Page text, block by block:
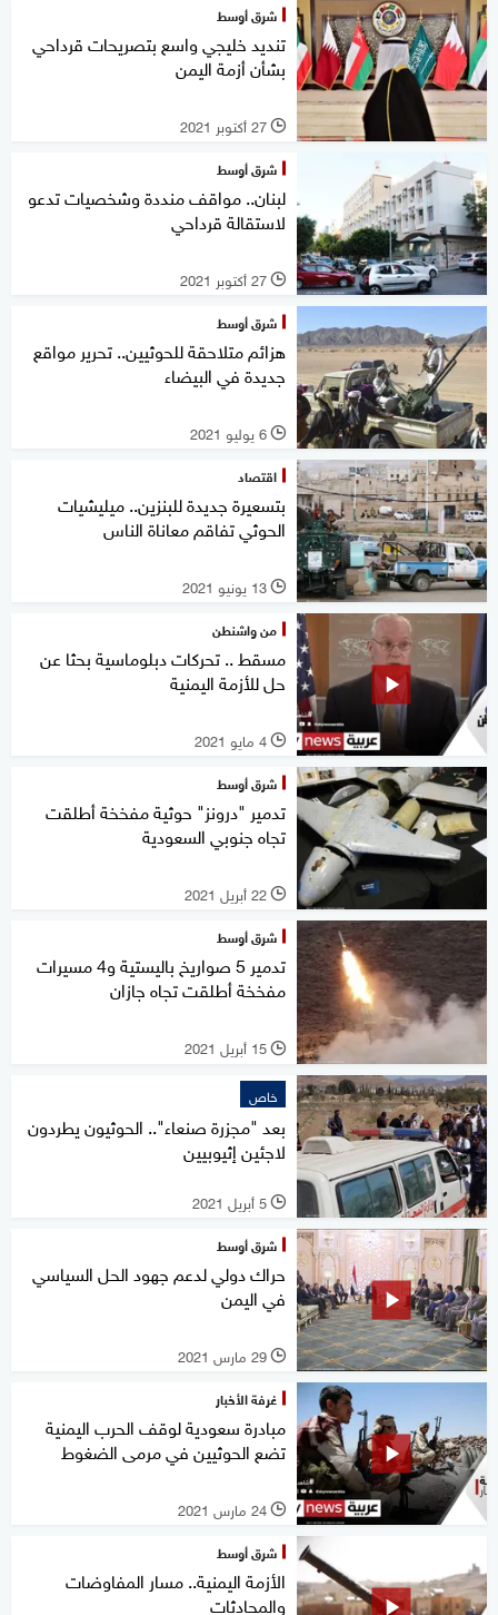
شرق أوسط
تنديد خليجي واسع بتصريحات قرداحي
بشأن أزمة اليمن
l 27 أكتوبر 2021
شرق أوسط
لبنان.. مواقف منددة وشخصيات تدعو
لاستقالة قرداحي
l 27 أكتوبر 2021
شرق أوسط
هزائم متلاحقة للحوثيين.. تحرير مواقع
جديدة في البيضاء
l 6 يوليو 2021
اقتصاد
بتسعيرة جديدة للبنزين.. ميليشيات
الحوثي تفاقم معاناة الناس
l 13 يونيو 2021
من واشنطن
مسقط .. تحركات دبلوماسية بحثا عن
حل للأزمة اليمنية
l 4 مايو 2021
شرق أوسط
تدمير "درونز" حوثية مفخخة أطلقت
تجاه جنوبي السعودية
l 22 أبريل 2021
شرق أوسط
تدمير 5 صواريخ باليستية و4 مسيرات
مفخخة أطلقت تجاه جازان
l 15 أبريل 2021
خاص
بعد "مجزرة صنعاء".. الحوثيون يطردون
لاجئين إثيوبيين
l 5 أبريل 2021
شرق أوسط
حراك دولي لدعم جهود الحل السياسي
في اليمن
l 29 مارس 2021
غرفة الأخبار
مبادرة سعودية لوقف الحرب اليمنية
تضع الحوثيين في مرمى الضغوط
l 24 مارس 2021
شرق أوسط
الأزمة اليمنية.. مسار المفاوضات
والمحادثات